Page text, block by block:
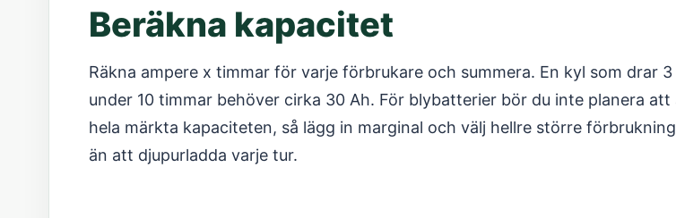
Beräkna kapacitet
Räkna ampere x timmar för varje förbrukare och summera. En kyl som drar
under 10 timmar behöver cirka 30 Ah. För blybatterier bör du inte planera att
hela märkta kapaciteten, så lägg in marginal och välj hellre större
än att djupurladda varje tur.